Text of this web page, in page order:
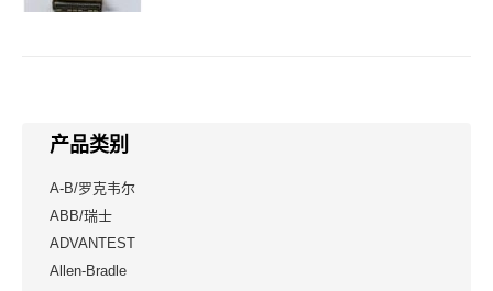
产品类别
A-B/罗克韦尔
ABB/瑞士
ADVANTEST
Allen-Bradle